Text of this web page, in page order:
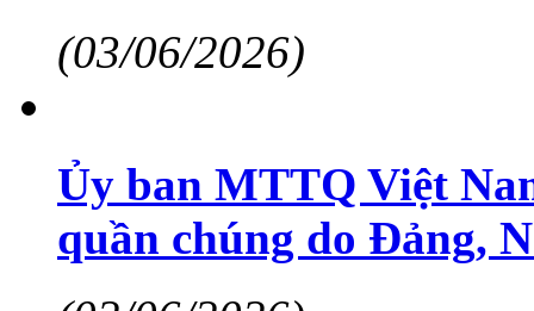
(03/06/2026)
Ủy ban MTTQ Việt
quần chúng do Đảng,